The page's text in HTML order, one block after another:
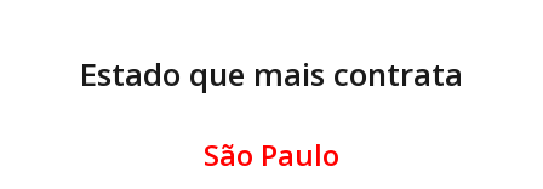
Estado que mais contrata
São Paulo